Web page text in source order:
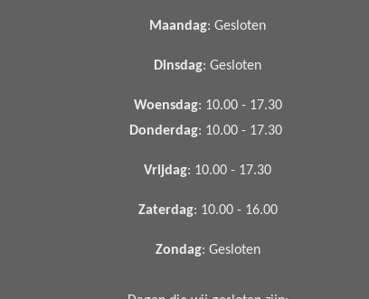
Maandag: Gesloten
Dinsdag: Gesloten
Woensdag: 10.00 - 17.30
Donderdag: 10.00 - 17.30
Vrijdag: 10.00 - 17.30
Zaterdag: 10.00 - 16.00
Zondag: Gesloten